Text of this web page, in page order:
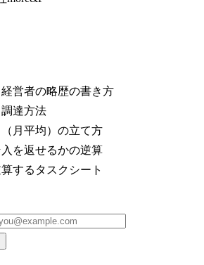
営者の略歴の書き方
達方法
月平均）の立て方
を返せるかの逆算
するタスクシート